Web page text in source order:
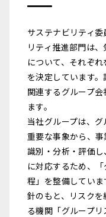
サステナビリティ
リティ推進部門は
について、それぞ
を決定しています
関連するグループ
ます。
当社グループは、
重要な事象から、
識別・分析・評価
に対応するため、
程」を整備してい
針のもと、リスク
る機関「グループ